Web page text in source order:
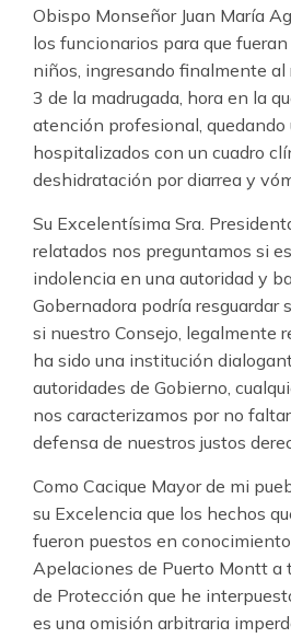
Obispo Monseñor Juan María
los funcionarios para que
niños, ingresando finalmente al
3 de la madrugada, hora en la
atención profesional, quedando
hospitalizados con un cuadro
deshidratación por diarrea y
Su Excelentísima Sra.
relatados nos preguntamos si
indolencia en una autoridad y
Gobernadora podría resguardar
si nuestro Consejo, legalmente
ha sido una institución
autoridades de Gobierno,
nos caracterizamos por no
defensa de nuestros justos
Como Cacique Mayor de mi
su Excelencia que los hechos
fueron puestos en
Apelaciones de Puerto Montt a
de Protección que he
es una omisión arbitraria